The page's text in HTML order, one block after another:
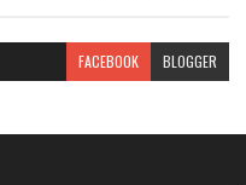
FACEBOOK BLOGGER